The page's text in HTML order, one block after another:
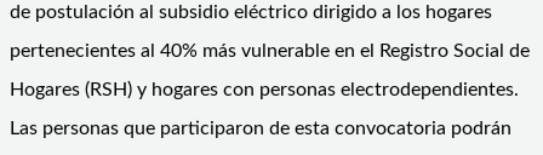
de postulación al subsidio eléctrico dirigido a los hogares
pertenecientes al 40% más vulnerable en el Registro Social de
Hogares (RSH) y hogares con personas electrodependientes.
Las personas que participaron de esta convocatoria podrán